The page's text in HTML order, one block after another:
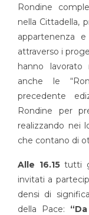
Rondine
nella Cittadella,
appartenenza
attraverso i
hanno lavorato
anche le
precedente
Rondine per
realizzando nei
che contano di
Alle 16.15tutti
invitati a
densi di
della Pace: